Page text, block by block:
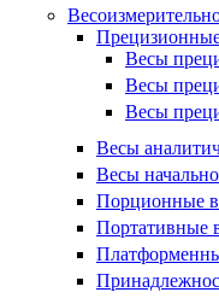
Весы
Весы
Весы
Весы
Весы
Порционные
Портативные